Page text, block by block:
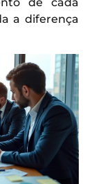
a diferença